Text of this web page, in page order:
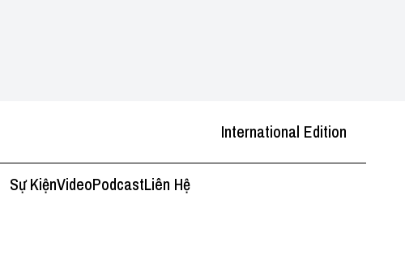
International Edition
Sự KiệnVideoPodcastLiên Hệ